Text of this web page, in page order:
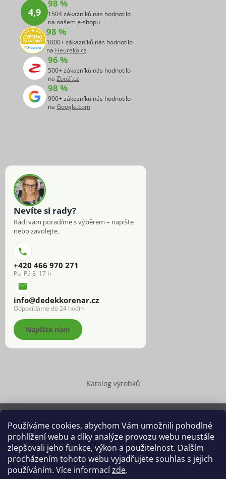
Používáme cookies, abychom Vám umožnili pohodlné
prohlížení webu a díky analýze provozu webu neustále
zlepšovali jeho funkce, výkon a použitelnost. Dalším
procházením tohoto webu vyjadřujete souhlas s jejich
používáním. Více informacízde.
4,9
98 %
1504 zákazníků nás hodnotilo
na našem e-shopu
98 %
1000+ zákazníků nás hodnotilo
na Heureka.cz
96 %
500+ zákazníků nás hodnotilo
na Zboží.cz
98 %
900+ zákazníků nás hodnotilo
na Google.com
Nevíte si rady?
Rádi vám poradíme s výběrem – napište
nebo zavolejte.
+420 466 970 271
Po–Pá 8–17 h
info@dedekkorenar.cz
Odpovídáme do 24 hodin
Napište nám
Katalog výrobků
Copyright 2026 Dědek kořenář®
. Všechna práva vyhrazena.
Upravit nastavení cookies
Grafický návrh vytvořil a na Shoptet implementoval